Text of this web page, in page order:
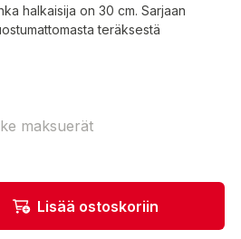
halkaisija on 30 cm. Sarjaan
teräksestä
maksuerät
Lisää ostoskoriin